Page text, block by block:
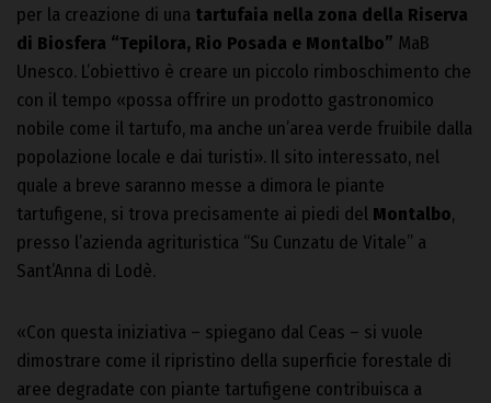
per la creazione di una tartufaia nella zona della Riserva
di Biosfera “Tepilora, Rio Posada e Montalbo” MaB
Unesco. L’obiettivo è creare un piccolo rimboschimento che
con il tempo «possa offrire un prodotto gastronomico
nobile come il tartufo, ma anche un’area verde fruibile dalla
popolazione locale e dai turisti». Il sito interessato, nel
quale a breve saranno messe a dimora le piante
tartufigene, si trova precisamente ai piedi del Montalbo,
presso l’azienda agrituristica “Su Cunzatu de Vitale” a
Sant’Anna di Lodè.
«Con questa iniziativa – spiegano dal Ceas – si vuole
dimostrare come il ripristino della superficie forestale di
aree degradate con piante tartufigene contribuisca a